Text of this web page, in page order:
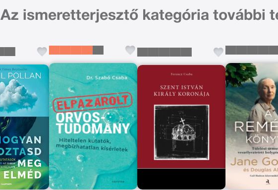
Az ismeretterjesztő kategória további